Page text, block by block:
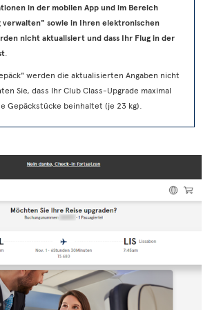
in der mobilen App und im Bereich
verwalten" sowie in Ihren elektronischen
nicht aktualisiert und dass Ihr Flug in der
werden die aktualisierten Angaben nicht
Sie, dass Ihr Club Class-Upgrade maximal
Gepäckstücke beinhaltet (je 23 kg).